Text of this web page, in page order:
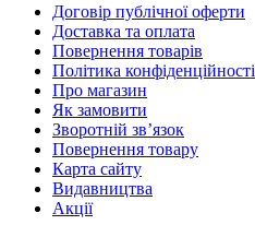
Договір публічної оферти
Доставка та оплата
Повернення товарів
Політика конфіденційності
Про магазин
Як замовити
Зворотній зв’язок
Повернення товару
Карта сайту
Видавництва
Акції